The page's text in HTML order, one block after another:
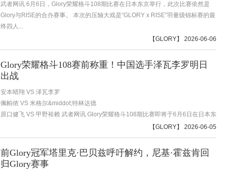
武者网讯 6月6日，Glory荣耀格斗108期比赛在日本东京举行，此次比赛依然是
Glory与RISE的合办赛事。 本次的压轴大戏是“GLORY x RISE”羽量级锦标赛的最
终四人...
【GLORY】 2026-06-06
Glory荣耀格斗108赛前称重！中国选手泽瓦李罗明日
出战
安本晴翔 VS 泽瓦李罗
佩帕侬 VS 米格尔&middot;特林达德
原口健飞 VS 甲野裕赖 武者网讯 Glory荣耀格斗108期比赛即将于6月6日在日本东
【GLORY】 2026-06-05
前Glory冠军塔里克·巴贝兹呼吁解约，尼基·霍兹肯回
归Glory赛事